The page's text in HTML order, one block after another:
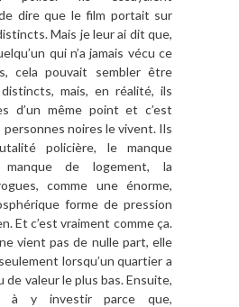
dire que le film portait sur
Mais je leur ai dit que,
qui n’a jamais vécu ce
cela pouvait sembler être
mais, en réalité, ils
d’un même point et c’est
personnes noires le vivent. Ils
policière, le manque
manque de logement, la
comme une énorme,
forme de pression
Et c’est vraiment comme ça.
vient pas de nulle part, elle
lorsqu’un quartier a
valeur le plus bas. Ensuite,
à y investir parce que,